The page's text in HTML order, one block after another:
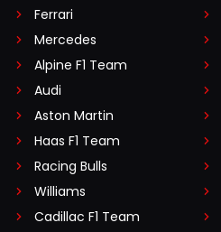
Ferrari
Mercedes
Alpine F1 Team
Audi
Aston Martin
Haas F1 Team
Racing Bulls
Williams
Cadillac F1 Team